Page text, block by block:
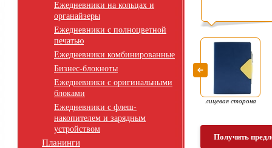
Ежедневники на кольцах и
органайзеры
Ежедневники с полноцветной
печатью
Ежедневники комбинированные
Бизнес-блокноты
Ежедневники с оригинальными
блоками
Ежедневники с флеш-
накопителем и зарядным
устройством
Планинги
лицевая сторона
Получить